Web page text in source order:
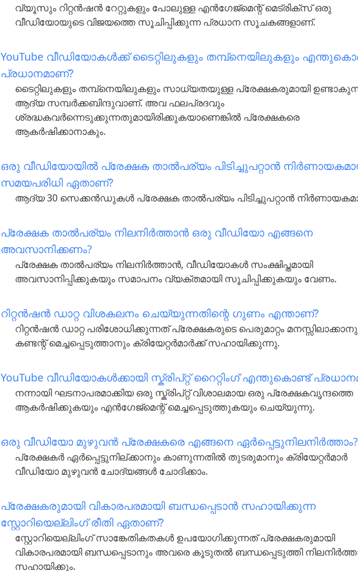
വ്യൂസും റിറ്റൻഷൻ റേറ്റുകളും പോലുള്ള എൻഗേജ്മെന്റ് മെട്രിക്‌സ് ഒരു
വീഡിയോയുടെ വിജയത്തെ സൂചിപ്പിക്കുന്ന പ്രധാന സൂചകങ്ങളാണ്.
YouTube വീഡിയോകൾക്ക് ടൈറ്റിലുകളും തമ്പ്‌നെയിലുകളും
പ്രധാനമാണ്?
ടൈറ്റിലുകളും തമ്പ്‌നെയിലുകളും സാധ്യതയുള്ള പ്രേക്ഷകരുമായി
ആദ്യ സമ്പർക്കബിന്ദുവാണ്. അവ ഫലപ്രദവും
ശ്രദ്ധകവർന്നെടുക്കുന്നതുമായിരിക്കുകയാണെങ്കിൽ പ്രേക്ഷകരെ
ആകർഷിക്കാനാകും.
ഒരു വീഡിയോയിൽ പ്രേക്ഷക താൽപര്യം പിടിച്ചുപറ്റാൻ
സമയപരിധി ഏതാണ്?
ആദ്യ 30 സെക്കൻഡുകൾ പ്രേക്ഷക താൽപര്യം പിടിച്ചുപറ്റാൻ
പ്രേക്ഷക താൽപര്യം നിലനിർത്താൻ ഒരു വീഡിയോ എങ്ങനെ
അവസാനിക്കണം?
പ്രേക്ഷക താൽപര്യം നിലനിർത്താൻ, വീഡിയോകൾ സംക്ഷിപ്തമായി
അവസാനിപ്പിക്കുകയും സമാപനം വ്യക്തമായി സൂചിപ്പിക്കുകയും വേണം.
റിറ്റൻഷൻ ഡാറ്റ വിശകലനം ചെയ്യുന്നതിന്റെ ഗുണം എന്താണ്?
റിറ്റൻഷൻ ഡാറ്റ പരിശോധിക്കുന്നത് പ്രേക്ഷകരുടെ പെരുമാറ്റം
കണ്ടന്റ് മെച്ചപ്പെടുത്താനും ക്രിയേറ്റർമാർക്ക് സഹായിക്കുന്നു.
YouTube വീഡിയോകൾക്കായി സ്ക്രിപ്റ്റ് റൈറ്റിംഗ് എന്തുകൊണ്ട്
നന്നായി ഘടനാപരമാക്കിയ ഒരു സ്ക്രിപ്റ്റ് വിശാലമായ ഒരു പ്രേക്ഷകവൃന്ദത്തെ
ആകർഷിക്കുകയും എൻഗേജ്മെന്റ് മെച്ചപ്പെടുത്തുകയും ചെയ്യുന്നു.
ഒരു വീഡിയോ മുഴുവൻ പ്രേക്ഷകരെ എങ്ങനെ ഏർപ്പെട്ടുനിലനിർത്താം?
പ്രേക്ഷകർ ഏർപ്പെട്ടുനില്ക്കാനും കാണുന്നതിൽ തുടരുമാനും ക്രിയേറ്റർമാർ
വീഡിയോ മുഴുവൻ ചോദ്യങ്ങൾ ചോദിക്കാം.
പ്രേക്ഷകരുമായി വികാരപരമായി ബന്ധപ്പെടാൻ സഹായിക്കുന്ന
സ്റ്റോറിയെല്ലിംഗ് രീതി ഏതാണ്?
സ്റ്റോറിയെല്ലിംഗ് സാങ്കേതികതകൾ ഉപയോഗിക്കുന്നത് പ്രേക്ഷകരുമായി
വികാരപരമായി ബന്ധപ്പെടാനും അവരെ കൂടുതൽ ബന്ധപ്പെടുത്തി
സഹായിക്കും.